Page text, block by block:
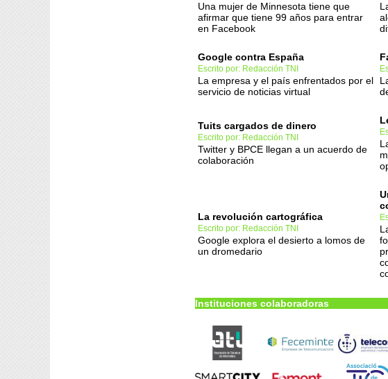
Una mujer de Minnesota tiene que
afirmar que tiene 99 años para entrar
en Facebook
Google contra España
Escrito por: Redacción TNI
La empresa y el país enfrentados por el
servicio de noticias virtual
Tuits cargados de dinero
Escrito por: Redacción TNI
Twitter y BPCE llegan a un acuerdo de
colaboración
La revolución cartográfica
Escrito por: Redacción TNI
Google explora el desierto a lomos de
un dromedario
Instituciones colaboradoras